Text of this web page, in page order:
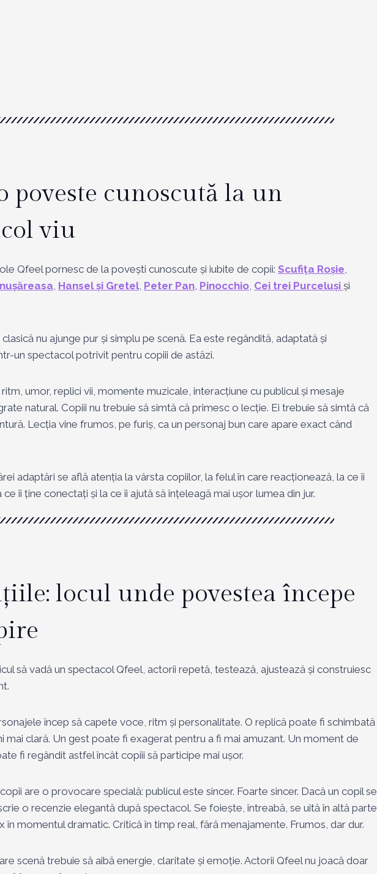
poveste cunoscută la un
viu
Qfeel pornesc de la povești cunoscute și iubite de copii: Scufița Roșie,
, Hansel și Gretel, Peter Pan, Pinocchio, Cei trei Purceluși și
nu ajunge pur și simplu pe scenă. Ea este regândită, adaptată și
un spectacol potrivit pentru copiii de astăzi.
umor, replici vii, momente muzicale, interacțiune cu publicul și mesaje
natural. Copiii nu trebuie să simtă că primesc o lecție. Ei trebuie să simtă că
Lecția vine frumos, pe furiș, ca un personaj bun care apare exact când
adaptări se află atenția la vârsta copiilor, la felul în care reacționează, la ce îi
ce îi ține conectați și la ce îi ajută să înțeleagă mai ușor lumea din jur.
locul unde povestea începe
să vadă un spectacol Qfeel, actorii repetă, testează, ajustează și construiesc
încep să capete voce, ritm și personalitate. O replică poate fi schimbată
mai clară. Un gest poate fi exagerat pentru a fi mai amuzant. Un moment de
fi regândit astfel încât copiii să participe mai ușor.
are o provocare specială: publicul este sincer. Foarte sincer. Dacă un copil se
o recenzie elegantă după spectacol. Se foiește, întreabă, se uită în altă parte
în momentul dramatic. Critică în timp real, fără menajamente. Frumos, dar dur.
scenă trebuie să aibă energie, claritate și emoție. Actorii Qfeel nu joacă doar